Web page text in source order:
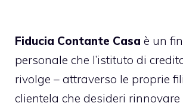
Fiducia Contante Casa è un
personale che l’istituto di
rivolge – attraverso le proprie
clientela che desideri rinnovare